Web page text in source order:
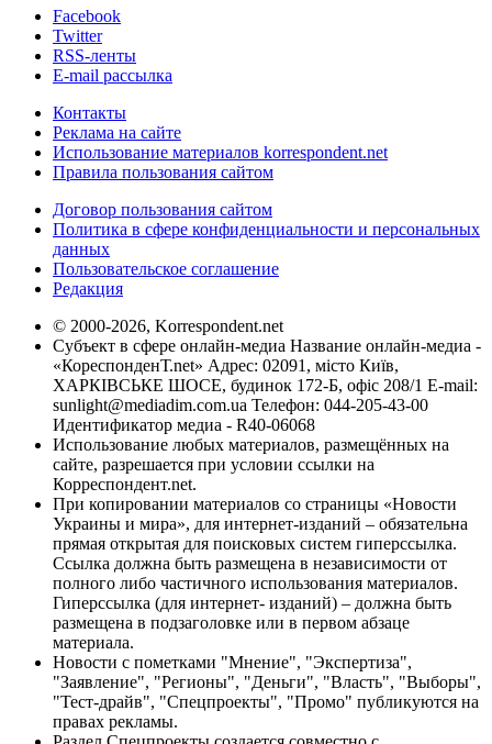
Facebook
Twitter
RSS-ленты
E-mail рассылка
Контакты
Реклама на сайте
Использование материалов korrespondent.net
Правила пользования сайтом
Договор пользования сайтом
Политика в сфере конфиденциальности и персональных
данных
Пользовательское соглашение
Редакция
© 2000-2026, Korrespondent.net
Субъект в сфере онлайн-медиа Название онлайн-медиа -
«КореспонденТ.net» Адрес: 02091, місто Київ,
ХАРКІВСЬКЕ ШОСЕ, будинок 172-Б, офіс 208/1 E-mail:
sunlight@mediadim.com.ua Телефон: 044-205-43-00
Идентификатор медиа - R40-06068
Использование любых материалов, размещённых на
сайте, разрешается при условии ссылки на
Корреспондент.net.
При копировании материалов со страницы «Новости
Украины и мира», для интернет-изданий – обязательна
прямая открытая для поисковых систем гиперссылка.
Ссылка должна быть размещена в независимости от
полного либо частичного использования материалов.
Гиперссылка (для интернет- изданий) – должна быть
размещена в подзаголовке или в первом абзаце
материала.
Новости с пометками "Мнение", "Экспертиза",
"Заявление", "Регионы", "Деньги", "Власть", "Выборы",
"Тест-драйв", "Спецпроекты", "Промо" публикуются на
правах рекламы.